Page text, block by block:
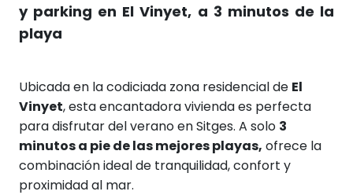
y parking en El Vinyet, a 3 minutos de la
playa
Ubicada en la codiciada zona residencial de El
Vinyet, esta encantadora vivienda es perfecta
para disfrutar del verano en Sitges. A solo 3
minutos a pie de las mejores playas, ofrece la
combinación ideal de tranquilidad, confort y
proximidad al mar.